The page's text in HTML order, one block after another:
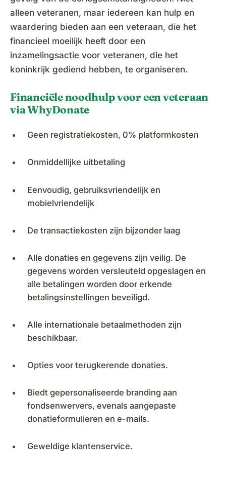
alleen veteranen, maar iedereen kan hulp en
waardering bieden aan een veteraan, die het
financieel moeilijk heeft door een
inzamelingsactie voor veteranen, die het
koninkrijk gediend hebben, te organiseren.
Financiële noodhulp voor een veteraan
via WhyDonate
Geen registratiekosten, 0% platformkosten
Onmiddellijke uitbetaling
Eenvoudig, gebruiksvriendelijk en
mobielvriendelijk
De transactiekosten zijn bijzonder laag
Alle donaties en gegevens zijn veilig. De
gegevens worden versleuteld opgeslagen en
alle betalingen worden door erkende
betalingsinstellingen beveiligd.
Alle internationale betaalmethoden zijn
beschikbaar.
Opties voor terugkerende donaties.
Biedt gepersonaliseerde branding aan
fondsenwervers, evenals aangepaste
donatieformulieren en e-mails.
Geweldige klantenservice.